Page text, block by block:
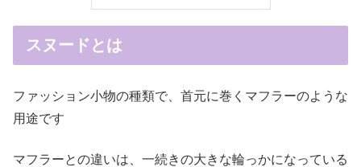
スヌードとは
ファッション小物の種類で、首元に巻くマフラーのような
用途です
マフラーとの違いは、一続きの大きな輪っかになっている